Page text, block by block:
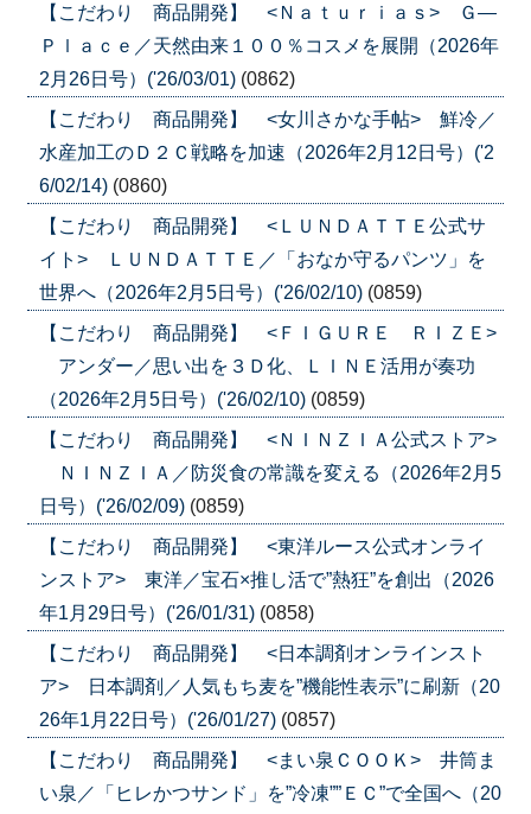
【こだわり 商品開発】 <Ｎａｔｕｒｉａｓ> Ｇ―
Ｐｌａｃｅ／天然由来１００％コスメを展開（2026年
2月26日号）('26/03/01) (0862)
【こだわり 商品開発】 <女川さかな手帖> 鮮冷／
水産加工のＤ２Ｃ戦略を加速（2026年2月12日号）('2
6/02/14) (0860)
【こだわり 商品開発】 <ＬＵＮＤＡＴＴＥ公式サ
イト> ＬＵＮＤＡＴＴＥ／「おなか守るパンツ」を
世界へ（2026年2月5日号）('26/02/10) (0859)
【こだわり 商品開発】 <ＦＩＧＵＲＥ ＲＩＺＥ>
アンダー／思い出を３Ｄ化、ＬＩＮＥ活用が奏功
（2026年2月5日号）('26/02/10) (0859)
【こだわり 商品開発】 <ＮＩＮＺＩＡ公式ストア>
ＮＩＮＺＩＡ／防災食の常識を変える（2026年2月5
日号）('26/02/09) (0859)
【こだわり 商品開発】 <東洋ルース公式オンライ
ンストア> 東洋／宝石×推し活で”熱狂”を創出（2026
年1月29日号）('26/01/31) (0858)
【こだわり 商品開発】 <日本調剤オンラインスト
ア> 日本調剤／人気もち麦を”機能性表示”に刷新（20
26年1月22日号）('26/01/27) (0857)
【こだわり 商品開発】 <まい泉ＣＯＯＫ> 井筒ま
い泉／「ヒレかつサンド」を”冷凍””ＥＣ”で全国へ（20